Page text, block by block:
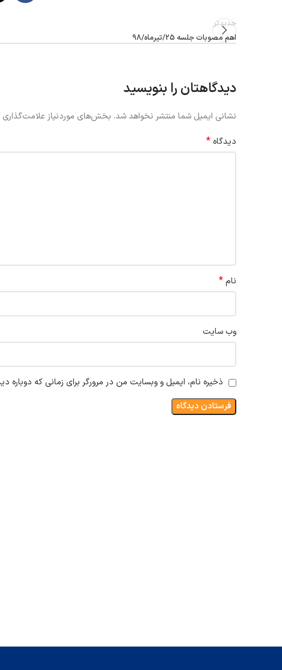
جدیدتر
اهم مصوبات جلسه 25/تیرماه/98
دیدگاهتان را بنویسید
نشانی ایمیل شما منتشر نخواهد شد. بخش‌های موردنیاز علامت‌گذاری
دیدگاه *
نام*
وب‌ سایت
ذخیره نام، ایمیل و وبسایت من در مرورگر برای زمانی که دوباره